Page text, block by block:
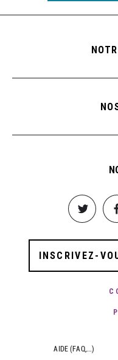
Image
INSCRIVEZ-
AIDE (FAQ,...)